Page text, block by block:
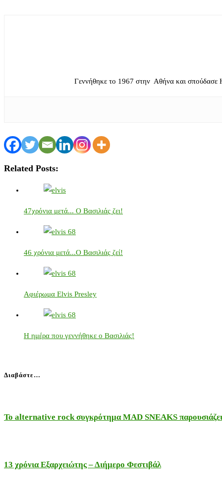
Γεννήθηκε το 1967 στην Αθήνα και σπούδασε
Related Posts:
47χρόνια μετά... Ο Βασιλιάς ζει!
46 χρόνια μετά...Ο Βασιλιάς ζεί!
Αφιέρωμα Elvis Presley
Η ημέρα που γεννήθηκε ο Βασιλιάς!
Διαβάστε…
Το alternative rock συγκρότημα MAD SNEAKS
13 χρόνια Εξαρχειώτης – Διήμερο Φεστιβάλ